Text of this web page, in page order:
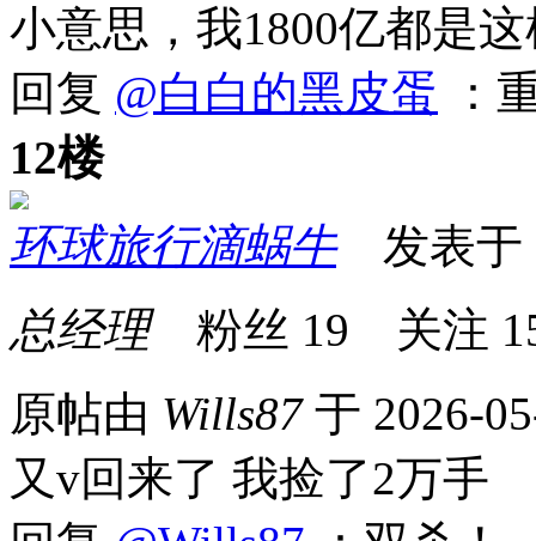
小意思，我1800亿都是
回复 @白白的黑皮蛋 ：
12楼
环球旅行滴蜗牛发表于
总经理粉丝 19 关注
原帖由 Wills87 于 2026-
又v回来了 我捡了2万手